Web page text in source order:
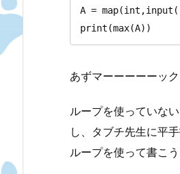
A =
print(max(A))
あずマーーーーーック
ループを使っていな
し、タブチ先生に平
ループを使って書こう